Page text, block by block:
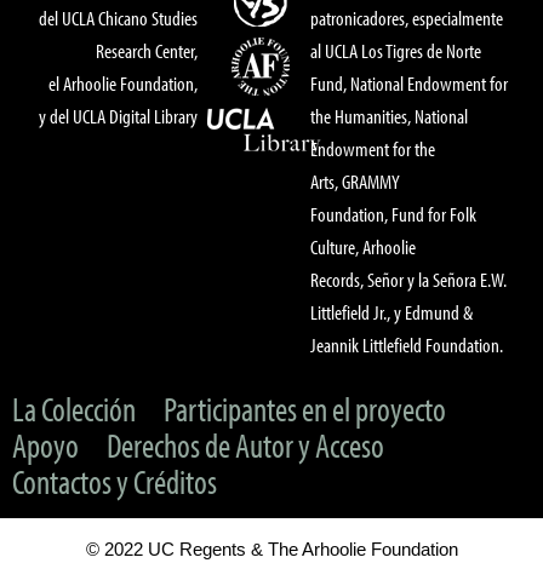
del UCLA Chicano Studies
Research Center,
el Arhoolie Foundation,
y del UCLA Digital Library
patronicadores, especialmente
al UCLA Los Tigres de Norte
Fund, National Endowment for
the Humanities, National
Endowment for the
Arts, GRAMMY
Foundation, Fund for Folk
Culture, Arhoolie
Records, Señor y la Señora E.W.
Littlefield Jr., y Edmund &
Jeannik Littlefield Foundation.
La Colección
Participantes en el proyecto
Apoyo
Derechos de Autor y Acceso
Contactos y Créditos
© 2022 UC Regents & The Arhoolie Foundation